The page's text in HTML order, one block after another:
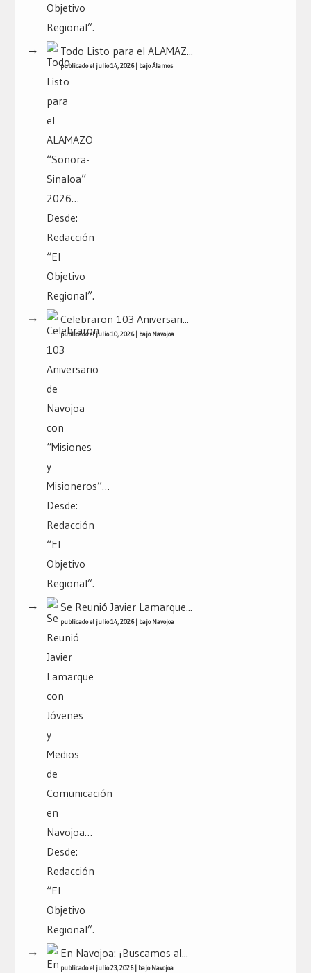
Todo Listo para el ALAMAZ...
publicado el julio 14, 2026| bajoÁlamos
Celebraron 103 Aniversari...
publicado el julio 10, 2026| bajoNavojoa
Se Reunió Javier Lamarque...
publicado el julio 14, 2026| bajoNavojoa
En Navojoa: ¡Buscamos al...
publicado el julio 23, 2026| bajoNavojoa